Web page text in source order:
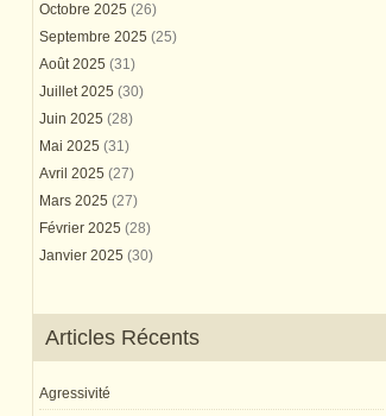
Octobre 2025 (26)
Septembre 2025 (25)
Août 2025 (31)
Juillet 2025 (30)
Juin 2025 (28)
Mai 2025 (31)
Avril 2025 (27)
Mars 2025 (27)
Février 2025 (28)
Janvier 2025 (30)
Articles Récents
Agressivité